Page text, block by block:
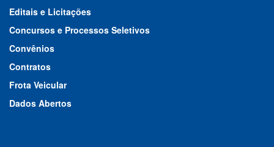
Editais e Licitações
Concursos e Processos Seletivos
Convênios
Contratos
Frota Veicular
Dados Abertos